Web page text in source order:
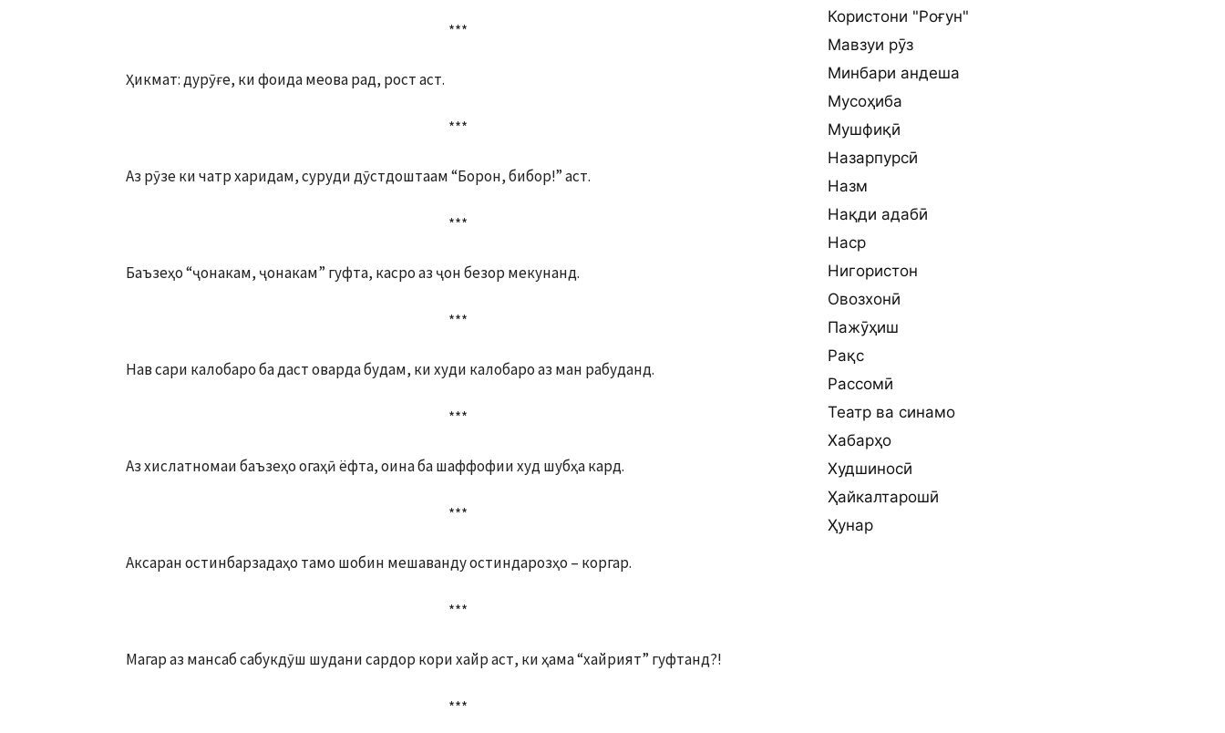
***
Ҳикмат: дурӯғе, ки фоида меова рад, рост аст.
***
Аз рӯзе ки чатр харидам, суруди дӯстдоштаам “Борон, бибор!” аст.
***
Баъзеҳо “ҷонакам, ҷонакам” гуфта, касро аз ҷон безор мекунанд.
***
Нав сари калобаро ба даст оварда будам, ки худи калобаро аз ман рабуданд.
***
Аз хислатномаи баъзеҳо огаҳӣ ёфта, оина ба шаффофии худ шубҳа кард.
***
Аксаран остинбарзадаҳо тамо шобин мешаванду остиндарозҳо – коргар.
***
Магар аз мансаб сабукдӯш шудани сардор кори хайр аст, ки ҳама “хайрият” гуфтанд?!
***
Користони "Роғун"
Мавзуи рӯз
Минбари андеша
Мусоҳиба
Мушфиқӣ
Назарпурсӣ
Назм
Нақди адабӣ
Наср
Нигористон
Овозхонӣ
Пажӯҳиш
Рақс
Рассомӣ
Театр ва синамо
Хабарҳо
Худшиносӣ
Ҳайкалтарошӣ
Ҳунар